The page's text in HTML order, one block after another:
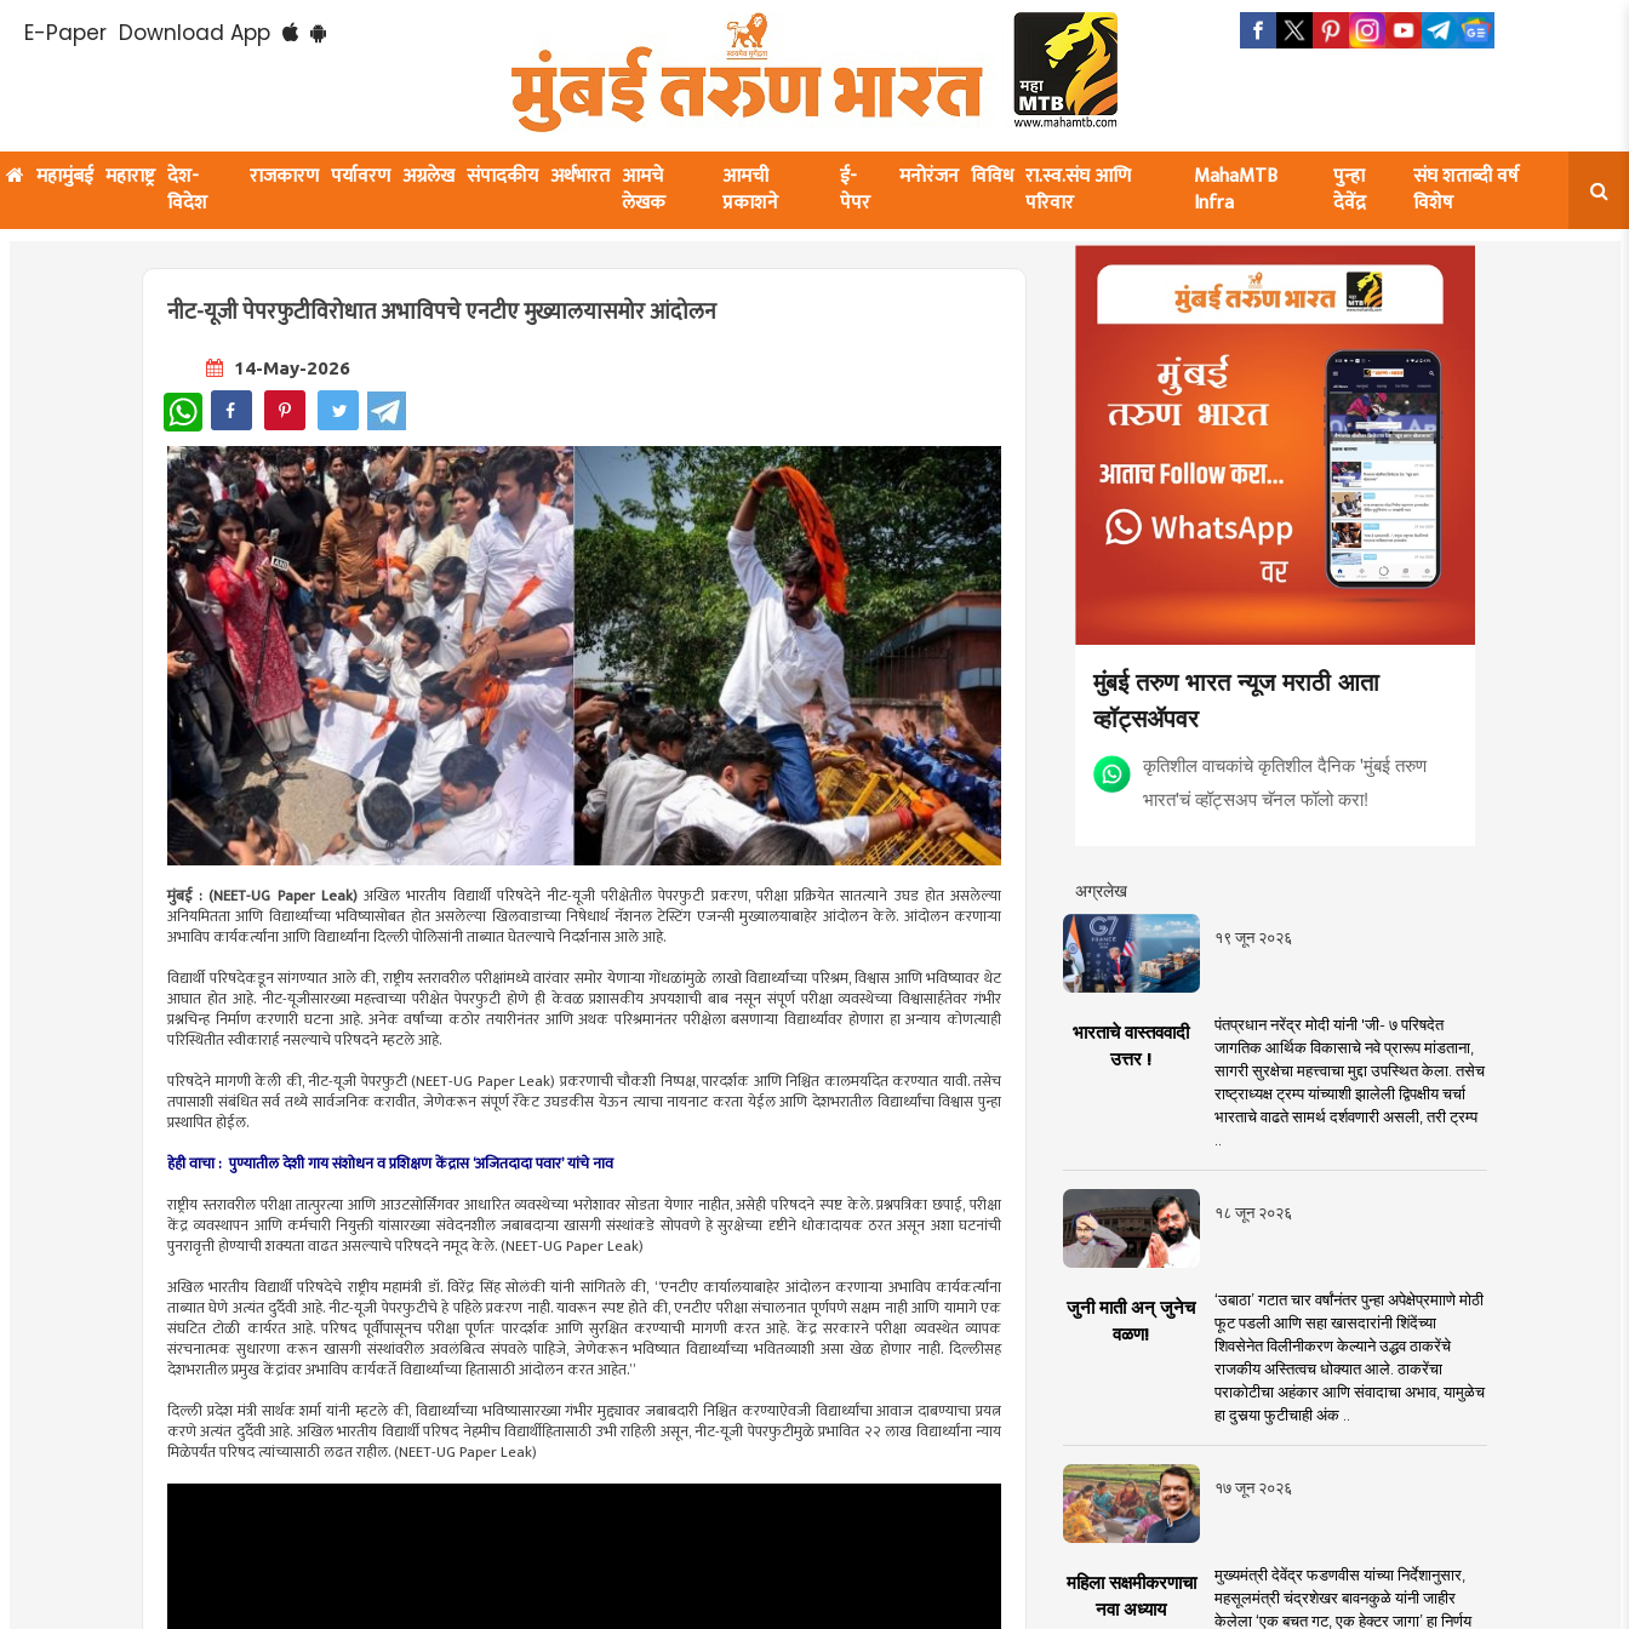
E-Paper Download App
महामुंबई महाराष्ट्र देश-
विदेश
राजकारण पर्यावरण अग्रलेख संपादकीय अर्थभारत आमचे
लेखक
आमची
प्रकाशने
ई-
पेपर
मनोरंजन विविध रा.स्व.संघ आणि
परिवार
MahaMTB
Infra
पुन्हा
देवेंद्र
संघ शताब्दी वर्ष
विशेष
नीट-यूजी पेपरफुटीविरोधात अभाविपचे एनटीए मुख्यालयासमोर आंदोलन
14-May-2026
WhatsApp
मुंबई : (NEET-UG Paper Leak)अखिल भारतीय विद्यार्थी परिषदेने नीट-यूजी परीक्षेतील पेपरफुटी प्रकरण, परीक्षा प्रक्रियेत सातत्याने उघड होत असलेल्या
अनियमितता आणि विद्यार्थ्यांच्या भविष्यासोबत होत असलेल्या खिलवाडाच्या निषेधार्थ नॅशनल टेस्टिंग एजन्सी मुख्यालयाबाहेर आंदोलन केले. आंदोलन करणाऱ्या
अभाविप कार्यकर्त्यांना आणि विद्यार्थ्यांना दिल्ली पोलिसांनी ताब्यात घेतल्याचे निदर्शनास आले आहे.
विद्यार्थी परिषदेकडून सांगण्यात आले की, राष्ट्रीय स्तरावरील परीक्षांमध्ये वारंवार समोर येणाऱ्या गोंधळांमुळे लाखो विद्यार्थ्यांच्या परिश्रम, विश्वास आणि भविष्यावर थेट
आघात होत आहे. नीट-यूजीसारख्या महत्त्वाच्या परीक्षेत पेपरफुटी होणे ही केवळ प्रशासकीय अपयशाची बाब नसून संपूर्ण परीक्षा व्यवस्थेच्या विश्वासार्हतेवर गंभीर
प्रश्नचिन्ह निर्माण करणारी घटना आहे. अनेक वर्षांच्या कठोर तयारीनंतर आणि अथक परिश्रमानंतर परीक्षेला बसणाऱ्या विद्यार्थ्यांवर होणारा हा अन्याय कोणत्याही
परिस्थितीत स्वीकारार्ह नसल्याचे परिषदने म्हटले आहे.
परिषदेने मागणी केली की, नीट-यूजी पेपरफुटी (NEET-UG Paper Leak) प्रकरणाची चौकशी निष्पक्ष, पारदर्शक आणि निश्चित कालमर्यादेत करण्यात यावी. तसेच
तपासाशी संबंधित सर्व तथ्ये सार्वजनिक करावीत, जेणेकरून संपूर्ण रॅकेट उघडकीस येऊन त्याचा नायनाट करता येईल आणि देशभरातील विद्यार्थ्यांचा विश्वास पुन्हा
प्रस्थापित होईल.
हेही वाचा : पुण्यातील देशी गाय संशोधन व प्रशिक्षण केंद्रास ‘अजितदादा पवार’ यांचे नाव
राष्ट्रीय स्तरावरील परीक्षा तात्पुरत्या आणि आउटसोर्सिंगवर आधारित व्यवस्थेच्या भरोशावर सोडता येणार नाहीत, असेही परिषदने स्पष्ट केले. प्रश्नपत्रिका छपाई, परीक्षा
केंद्र व्यवस्थापन आणि कर्मचारी नियुक्ती यांसारख्या संवेदनशील जबाबदाऱ्या खासगी संस्थांकडे सोपवणे हे सुरक्षेच्या दृष्टीने धोकादायक ठरत असून अशा घटनांची
पुनरावृत्ती होण्याची शक्यता वाढत असल्याचे परिषदने नमूद केले. (NEET-UG Paper Leak)
अखिल भारतीय विद्यार्थी परिषदेचे राष्ट्रीय महामंत्री डॉ. विरेंद्र सिंह सोलंकी यांनी सांगितले की, “एनटीए कार्यालयाबाहेर आंदोलन करणाऱ्या अभाविप कार्यकर्त्यांना
ताब्यात घेणे अत्यंत दुर्दैवी आहे. नीट-यूजी पेपरफुटीचे हे पहिले प्रकरण नाही. यावरून स्पष्ट होते की, एनटीए परीक्षा संचालनात पूर्णपणे सक्षम नाही आणि यामागे एक
संघटित टोळी कार्यरत आहे. परिषद पूर्वीपासूनच परीक्षा पूर्णतः पारदर्शक आणि सुरक्षित करण्याची मागणी करत आहे. केंद्र सरकारने परीक्षा व्यवस्थेत व्यापक
संरचनात्मक सुधारणा करून खासगी संस्थांवरील अवलंबित्व संपवले पाहिजे, जेणेकरून भविष्यात विद्यार्थ्यांच्या भवितव्याशी असा खेळ होणार नाही. दिल्लीसह
देशभरातील प्रमुख केंद्रांवर अभाविप कार्यकर्ते विद्यार्थ्यांच्या हितासाठी आंदोलन करत आहेत.”
दिल्ली प्रदेश मंत्री सार्थक शर्मा यांनी म्हटले की, विद्यार्थ्यांच्या भविष्यासारख्या गंभीर मुद्द्यावर जबाबदारी निश्चित करण्याऐवजी विद्यार्थ्यांचा आवाज दाबण्याचा प्रयत्न
करणे अत्यंत दुर्दैवी आहे. अखिल भारतीय विद्यार्थी परिषद नेहमीच विद्यार्थीहितासाठी उभी राहिली असून, नीट-यूजी पेपरफुटीमुळे प्रभावित २२ लाख विद्यार्थ्यांना न्याय
मिळेपर्यंत परिषद त्यांच्यासाठी लढत राहील. (NEET-UG Paper Leak)
मुंबई तरुण भारत न्यूज मराठी आता
व्हॉट्सॲपवर
कृतिशील वाचकांचे कृतिशील दैनिक 'मुंबई तरुण
भारत'चं व्हॉट्सअप चॅनल फॉलो करा!
अग्रलेख
१९ जून २०२६
भारताचे वास्तववादी
उत्तर !
पंतप्रधान नरेंद्र मोदी यांनी 'जी- ७ परिषदेत
जागतिक आर्थिक विकासाचे नवे प्रारूप मांडताना,
सागरी सुरक्षेचा महत्त्वाचा मुद्दा उपस्थित केला. तसेच
राष्ट्राध्यक्ष ट्रम्प यांच्याशी झालेली द्विपक्षीय चर्चा
भारताचे वाढते सामर्थ दर्शवणारी असली, तरी ट्रम्प
१८ जून २०२६
जुनी माती अन् जुनेच
वळण!
‘उबाठा’ गटात चार वर्षांनंतर पुन्हा अपेक्षेप्रमााणे मोठी
फूट पडली आणि सहा खासदारांनी शिंदेंच्या
शिवसेनेत विलीनीकरण केल्याने उद्धव ठाकरेंचे
राजकीय अस्तित्वच धोक्यात आले. ठाकरेंचा
पराकोटीचा अहंकार आणि संवादाचा अभाव, यामुळेच
हा दुसर्‍या फुटीचाही अंक ..
१७ जून २०२६
महिला सक्षमीकरणाचा
नवा अध्याय
मुख्यमंत्री देवेंद्र फडणवीस यांच्या निर्देशानुसार,
महसूलमंत्री चंद्रशेखर बावनकुळे यांनी जाहीर
केलेला ‘एक बचत गट, एक हेक्टर जागा’ हा निर्णय